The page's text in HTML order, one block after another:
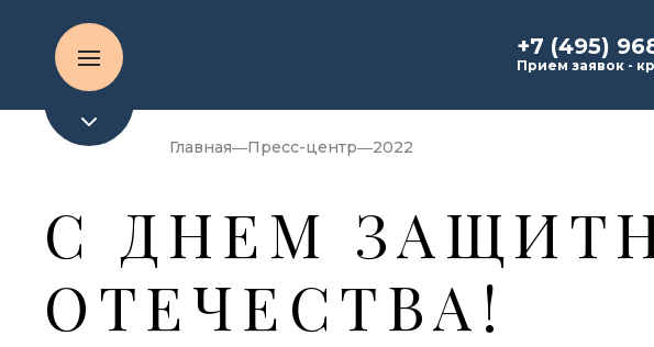
+7 (495)
Прием заявок -
Главная Пресс-центр 2022
C ДНЕМ
ОТЕЧЕСТВА!